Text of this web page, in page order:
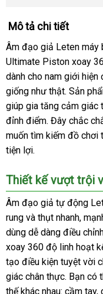
Mô tả chi tiết
Âm đạo giả Leten máy
Ultimate Piston xoay
dành cho nam giới
giống như thật. Sản
giúp gia tăng cảm giác
đỉnh điểm. Đây chắc
muốn tìm kiếm đồ chơi
tiện lợi.
Thiết kế vượt trội
Âm đạo giả tự động
rung và thụt nhanh,
dùng dễ dàng điều
xoay 360 độ linh hoạt
tạo điều kiện tuyệt vời
giác chân thực. Bạn có
thế khác nhau: cầm